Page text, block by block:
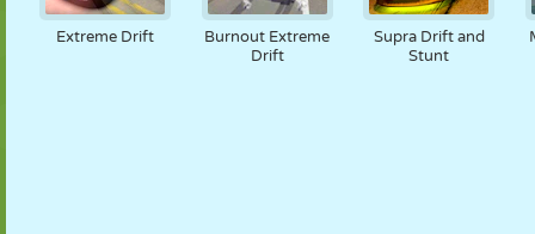
Extreme Drift
Burnout Extreme
Drift
Supra Drift and
Stunt